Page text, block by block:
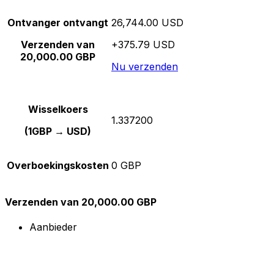
Ontvanger ontvangt
Verzenden van
20,000.00 GBP
26,744.00 USD
+375.79 USD
Nu verzenden
Wisselkoers
(1GBP → USD)
1.337200
Overboekingskosten 0 GBP
Verzenden van 20,000.00 GBP
Aanbieder